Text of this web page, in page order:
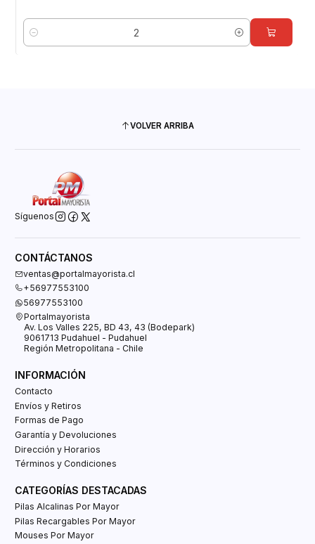
Cantidad
VOLVER ARRIBA
Síguenos
CONTÁCTANOS
ventas@portalmayorista.cl
+56977553100
56977553100
Portalmayorista
Av. Los Valles 225, BD 43, 43 (Bodepark)
9061713 Pudahuel - Pudahuel
Región Metropolitana - Chile
INFORMACIÓN
Contacto
Envíos y Retiros
Formas de Pago
Garantía y Devoluciones
Dirección y Horarios
Términos y Condiciones
CATEGORÍAS DESTACADAS
Pilas Alcalinas Por Mayor
Pilas Recargables Por Mayor
Mouses Por Mayor